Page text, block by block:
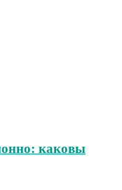
каковы